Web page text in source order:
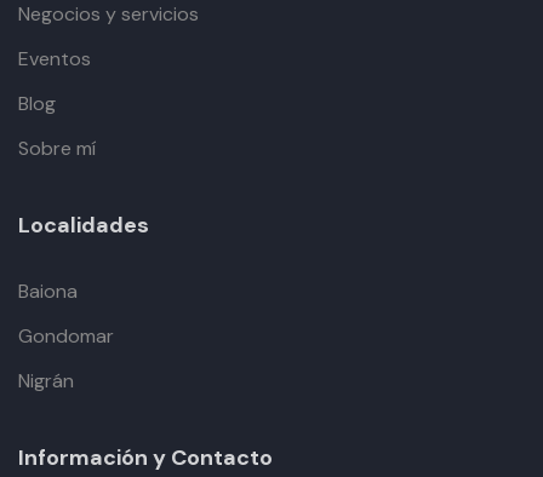
Negocios y servicios
Eventos
Blog
Sobre mí
Localidades
Baiona
Gondomar
Nigrán
Información y Contacto